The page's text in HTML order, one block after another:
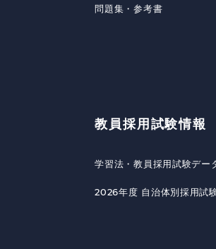
問題集・参考書
教員採用試験情報
学習法・教員採用試験デー
2026年度 自治体別採用試